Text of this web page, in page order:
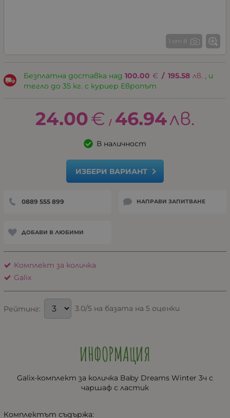
1 от 8
Безплатна доставка над 100.00 € / 195.58 лв. , и
тегло до 35 кг. с куриер Европът
24.00€ / 46.94лв.
В наличност
ИЗБЕРИ ВАРИАНТ
0889 555 899 НАПРАВИ ЗАПИТВАНЕ
ДОБАВИ В ЛЮБИМИ
Комплект за количка
Galix
Рейтинг: 3.0/5 на базата на 5 оценки
ИНФОРМАЦИЯ
Galix-комплект за количка Baby Dreams Winter 3ч с
чаршаф с ластик
Комплектът съдържа: